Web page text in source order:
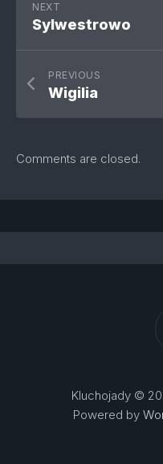
NEXT
Sylwestrowo
PREVIOUS
Wigilia
Comments are closed.
Kluchojady ©
Powered by